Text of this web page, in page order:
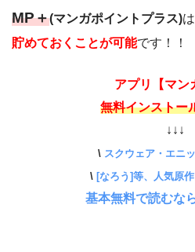
MP＋(マンガポイントプラス)は
貯めておくことが可能です！！
アプリ【マン
無料インストー
↓↓↓
\ スクウェア・エニ
\ [なろう]等、人気原
基本無料で読むな